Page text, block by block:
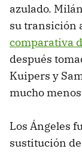
azulado.
su transición
comparativa
después
Kuipers y
mucho
Los Ángeles
sustitución